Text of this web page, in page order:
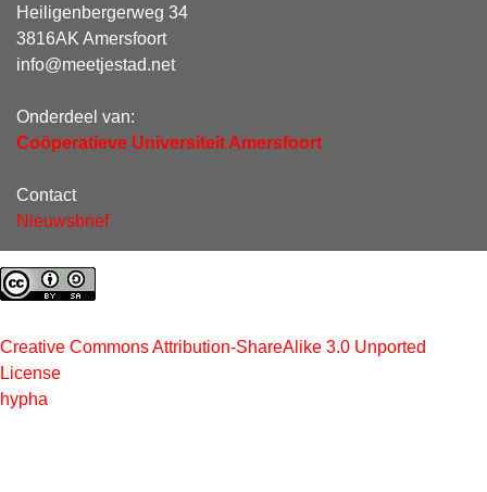
Heiligenbergerweg 34
3816AK Amersfoort
info@meetjestad.net
Onderdeel van:
Coöperatieve Universiteit Amersfoort
Contact
Nieuwsbrief
Creative Commons Attribution-ShareAlike 3.0 Unported
License
hypha